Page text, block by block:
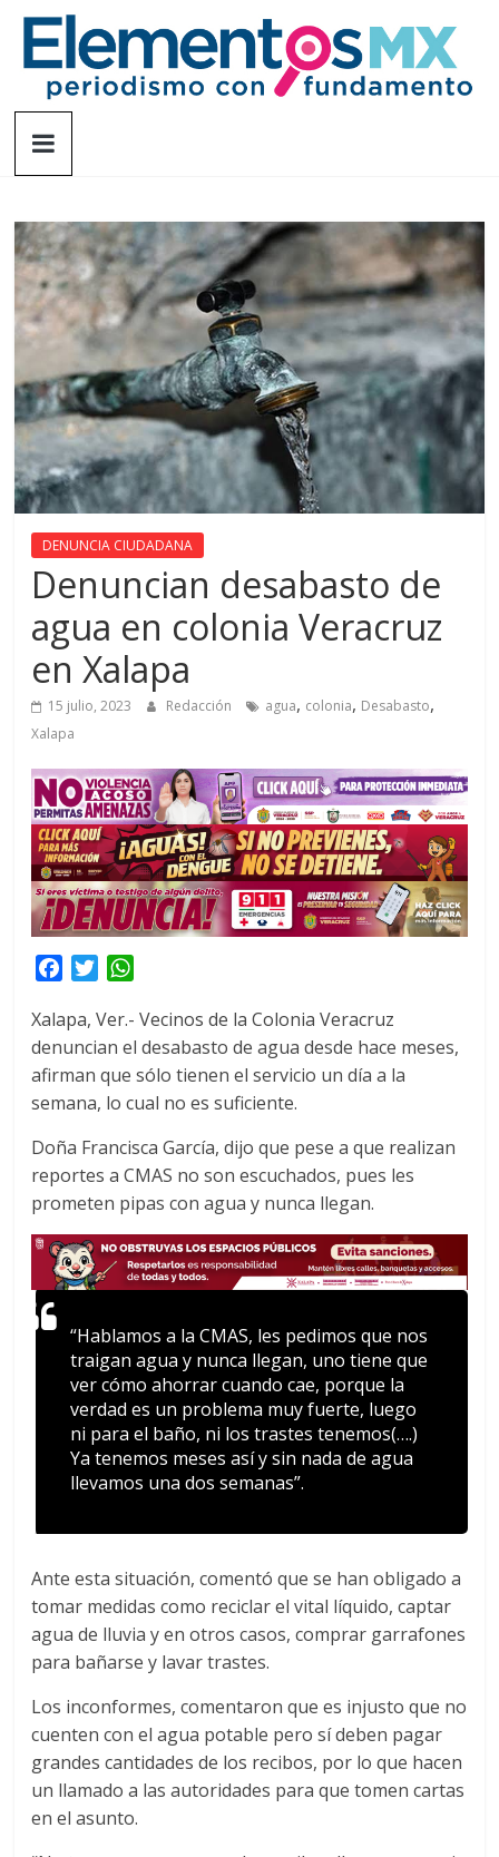
Saltar
contenido
Elementosmx
fundamento
DENUNCIA CIUDADANA
Denuncian desabasto de
agua en colonia Veracruz
en Xalapa
15 julio, 2023 Redacción agua, colonia, Desabasto,
Xalapa
c
e
b
o
k
T
i
t
t
e
a
t
s
A
p
Xalapa, Ver.- Vecinos de la Colonia Veracruz
denuncian el desabasto de agua desde hace meses,
afirman que sólo tienen el servicio un día a la
semana, lo cual no es suficiente.
Doña Francisca García, dijo que pese a que realizan
reportes a CMAS no son escuchados, pues les
prometen pipas con agua y nunca llegan.
“Hablamos a la CMAS, les pedimos que nos
traigan agua y nunca llegan, uno tiene que
ver cómo ahorrar cuando cae, porque la
verdad es un problema muy fuerte, luego
ni para el baño, ni los trastes tenemos(….)
Ya tenemos meses así y sin nada de agua
llevamos una dos semanas”.
Ante esta situación, comentó que se han obligado a
tomar medidas como reciclar el vital líquido, captar
agua de lluvia y en otros casos, comprar garrafones
para bañarse y lavar trastes.
Los inconformes, comentaron que es injusto que no
cuenten con el agua potable pero sí deben pagar
grandes cantidades de los recibos, por lo que hacen
un llamado a las autoridades para que tomen cartas
en el asunto.